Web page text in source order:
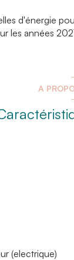
d'énergie
les années
A
(electrique)